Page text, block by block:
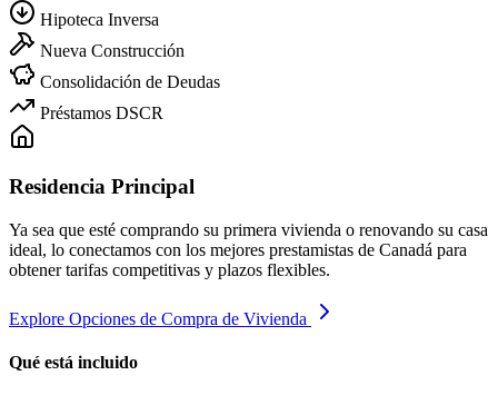
Hipoteca Inversa
Nueva Construcción
Consolidación de Deudas
Préstamos DSCR
Residencia Principal
Ya sea que esté comprando su primera vivienda o renovando su casa
ideal, lo conectamos con los mejores prestamistas de Canadá para
obtener tarifas competitivas y plazos flexibles.
Explore Opciones de Compra de Vivienda
Qué está incluido